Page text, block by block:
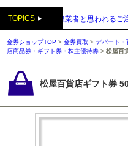
TOPICS
先払い買取業者と思われるご注文の
金券ショップTOP >金券買取 >デパート・
店商品券・ギフト券・株主優待券 >松屋百
松屋百貨店ギフト券